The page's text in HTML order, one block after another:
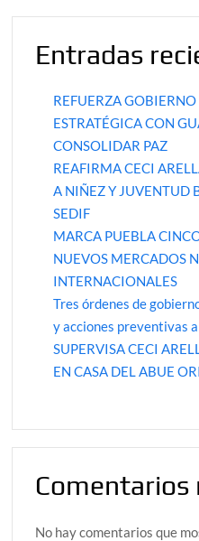
Entradas
REFUERZA
ESTRATÉGICA CON
CONSOLIDAR PAZ
REAFIRMA CECI
A NIÑEZ Y JUVENTUD
SEDIF
MARCA PUEBLA
NUEVOS MERCADOS
INTERNACIONALES
Tres órdenes de
y acciones preventivas
SUPERVISA CECI
EN CASA DEL ABUE
Comentarios
No hay comentarios que